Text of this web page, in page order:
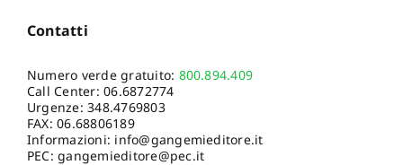
Contatti
Numero verde gratuito: 800.894.409
Call Center:06.6872774
Urgenze:348.4769803
FAX: 06.68806189
Informazioni: info@gangemieditore.it
PEC: gangemieditore@pec.it